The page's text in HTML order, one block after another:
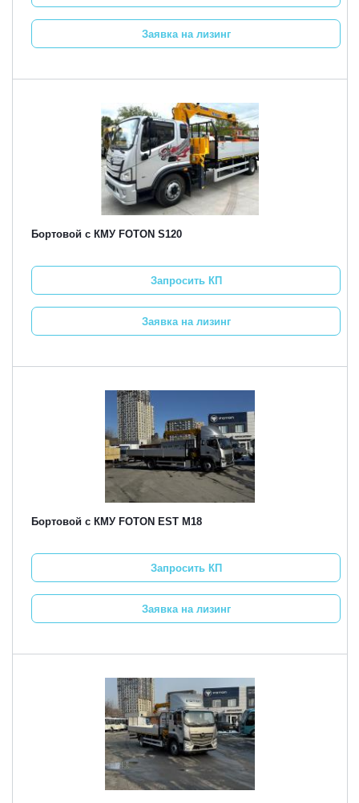
Заявка на лизинг
Бортовой с КМУ FOTON S120
Запросить КП
Заявка на лизинг
Бортовой с КМУ FOTON EST M18
Запросить КП
Заявка на лизинг